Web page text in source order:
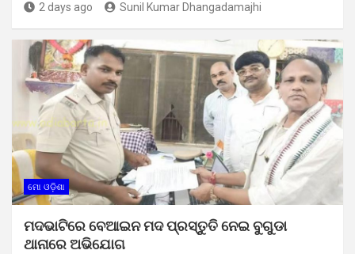
2 days ago Sunil Kumar Dhangadamajhi
ମୋ ଓଡ଼ିଶା
ମଦଭାଟିରେ ବେଆଇନ ମଦ ପ୍ରସ୍ତୁତି ନେଇ ବୁଗୁଡା
ଥାନାରେ ଅଭିଯୋଗ